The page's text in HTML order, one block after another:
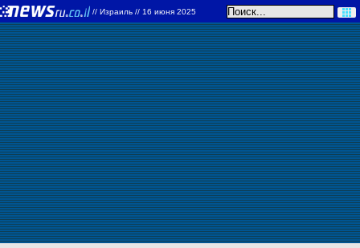
// Израиль // 16 июня 2025